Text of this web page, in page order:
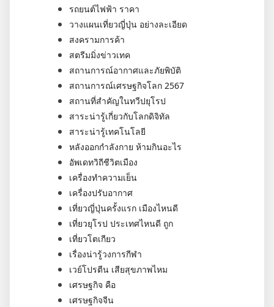
รถยนต์ไฟฟ้า ราคา
วางแผนเที่ยวญี่ปุ่น อย่างละเอียด
สงครามการค้า
สตรีมมิ่งข่าวเทค
สถานการณ์อากาศและภัยพิบัติ
สถานการณ์เศรษฐกิจโลก 2567
สถานที่สำคัญในทวีปยุโรป
สาระน่ารู้เกี่ยวกับโลกดิจิทัล
สาระน่ารู้เทคโนโลยี
หลังออกกําลังกาย ห้ามกินอะไร
อัพเดทวิถีชีวิตเมือง
เครื่องทำความเย็น
เครื่องปรับอากาศ
เที่ยวญี่ปุ่นครั้งแรก เมืองไหนดี
เที่ยวยุโรป ประเทศไหนดี ถูก
เที่ยวโตเกียว
เรื่องน่ารู้วงการกีฬา
เวย์โปรตีน เสียสุขภาพไหม
เศรษฐกิจ คือ
เศรษฐกิจจีน